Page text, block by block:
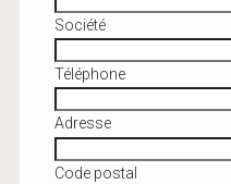
Société
Téléphone
Adresse
Code postal